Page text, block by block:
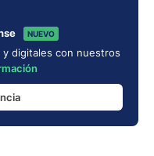
NUEVO
digitales con nuestros